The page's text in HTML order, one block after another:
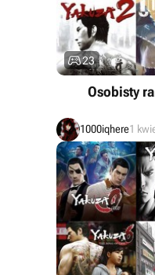
23
Osobisty
1000iqhere1